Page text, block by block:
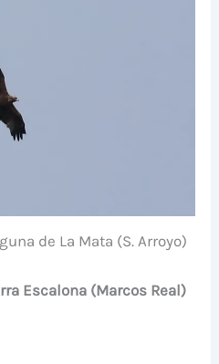
de La Mata (S. Arroyo)
Escalona (Marcos Real)